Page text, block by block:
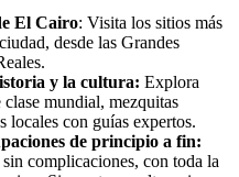
El Cairo: Visita los sitios más
desde las Grandes
y la cultura: Explora
clase mundial, mezquitas
locales con guías expertos.
de principio a fin:
complicaciones, con toda la